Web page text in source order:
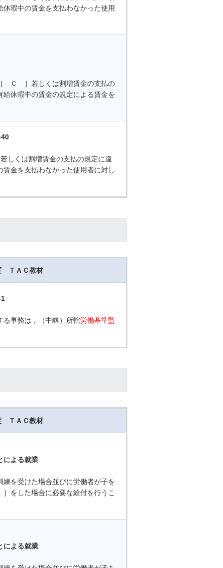
暇中の賃金を支払わなかった使用
Ｃ ］若しくは割増賃金の支払の
休暇中の賃金の規定による賃金を
しくは割増賃金の支払の規定に違
賃金を支払わなかった使用者に対し
ＴＡＣ教材
る事務は，（中略）所轄労働基準監
ＴＡＣ教材
による就業
を受けた場合並びに労働者が子を
をした場合に必要な給付を行うこ
による就業